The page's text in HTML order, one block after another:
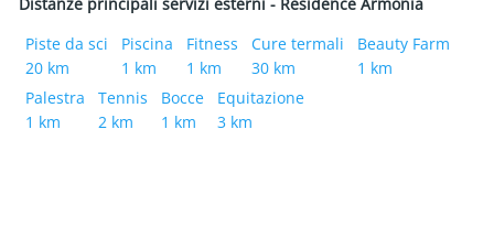
Piste da sci
20 km
Piscina
1 km
Fitness
1 km
Cure termali
30 km
Beauty Farm
1 km
Palestra
1 km
Tennis
2 km
Bocce
1 km
Equitazione
3 km